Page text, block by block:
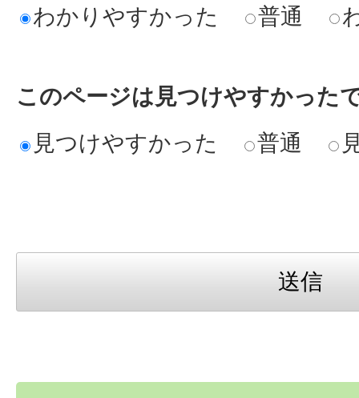
わかりやすかった
普通
このページは見つけやすかった
見つけやすかった
普通